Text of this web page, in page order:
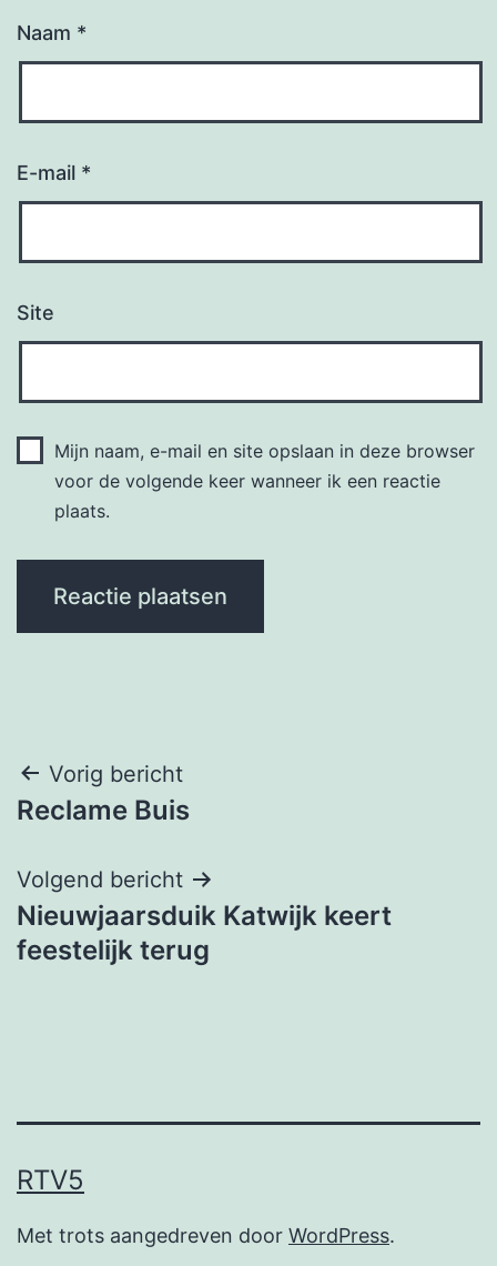
Naam *
E-mail *
Site
Mijn naam, e-mail en site opslaan in deze browser
voor de volgende keer wanneer ik een reactie
plaats.
Bericht
navigatie
Vorig bericht
Reclame Buis
Volgend bericht
Nieuwjaarsduik Katwijk keert
feestelijk terug
RTV5
Met trots aangedreven door WordPress.